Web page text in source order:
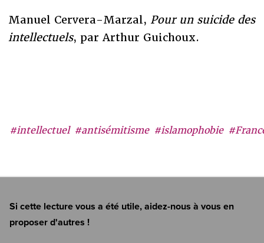
#intellectuel #antisémitisme #islamophobie
Manuel Cervera-Marzal, Pour un suicide des
intellectuels, par Arthur Guichoux.
Si cette lecture vous a été utile, aidez-nous à vous en
proposer d'autres !